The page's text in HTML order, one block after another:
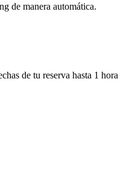
de manera automática.
de tu reserva hasta 1 hora